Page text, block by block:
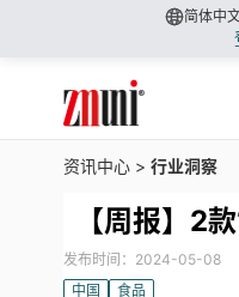
简体中
资讯中心 > 行业洞察
【周报】2
发布时间：2024-05-08
中国
食品